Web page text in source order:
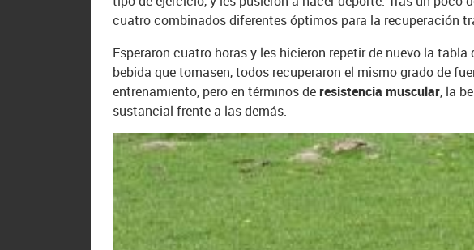
cuatro combinados diferentes óptimos para la recuperación
Esperaron cuatro horas y les hicieron repetir de nuevo la
bebida que tomasen, todos recuperaron el mismo grado de
entrenamiento, pero en términos deresistencia muscular, la
sustancial frente a las demás.